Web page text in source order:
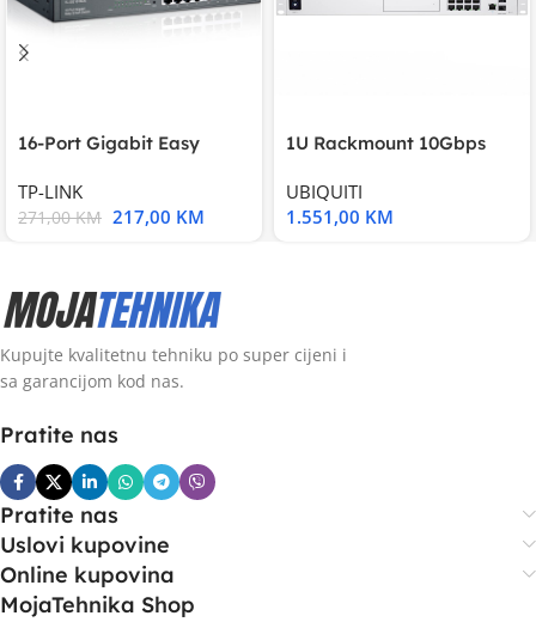
16-Port Gigabit Easy
TP-LINK
271,00KM 217,00 KM
1U Rackmount 10Gbps
UBIQUITI
1.551,00 KM
Kupujte kvalitetnu tehniku po super cijeni i
sa garancijom kod nas.
Pratite nas
Pratite nas
Uslovi kupovine
Online kupovina
MojaTehnika Shop